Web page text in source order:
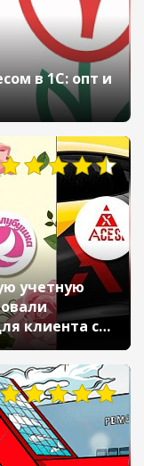
в 1С: опт и
учетную
клиента с